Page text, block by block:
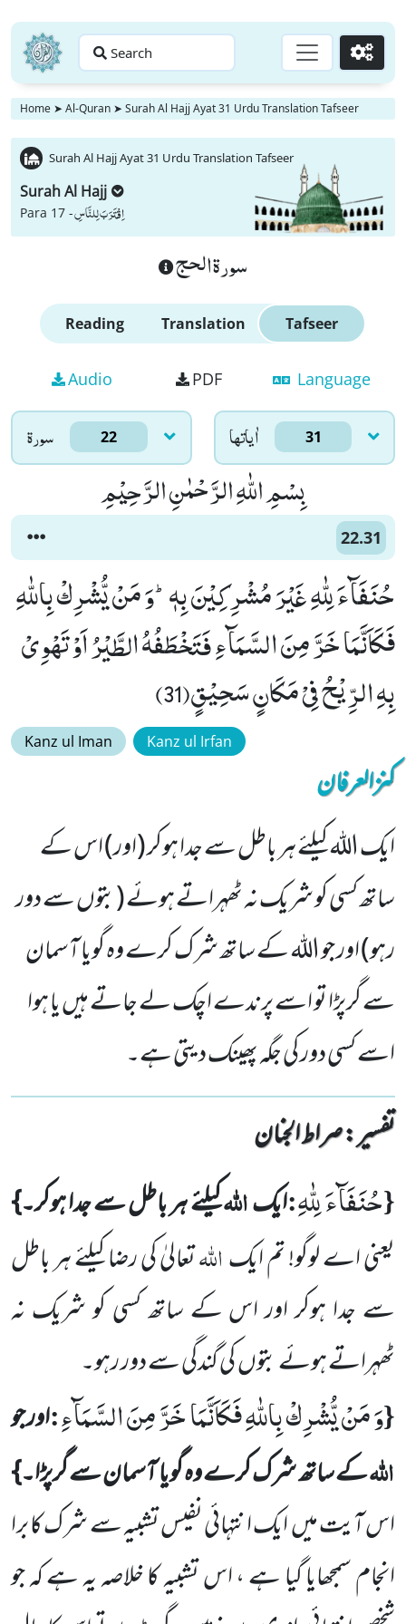
Search Go
Home ➤ Al-Quran ➤ Surah Al Hajj Ayat 31 Urdu Translation Tafseer
Surah Al Hajj Ayat 31 Urdu Translation Tafseer
Surah Al Hajj
Para 17 -اِقْتَرَبَ لِلنَّاسِ
سورة الحج
Reading Translation Tafseer
Audio PDF Language
سورۃ 22 اٰياتها 31
بِسْمِ اللّٰهِ الرَّحْمٰنِ الرَّحِیْمِ
22.31
حُنَفَآءَ لِلّٰهِ غَیْرَ مُشْرِكِیْنَ بِهٖؕ-وَ مَنْ یُّشْرِكْ بِاللّٰهِ
فَكَاَنَّمَا خَرَّ مِنَ السَّمَآءِ فَتَخْطَفُهُ الطَّیْرُ اَوْ تَهْوِیْ
بِهِ الرِّیْحُ فِیْ مَكَانٍ سَحِیْقٍ(31)
Kanz ul Iman Kanz ul Irfan
کنزالعرفان
ایک اللہ کیلئے ہر باطل سے جدا ہوکر (اور) اس کے
ساتھ کسی کو شریک نہ ٹھہراتے ہوئے (بتوں سے دور
رہو) اور جو اللہ کے ساتھ شرک کرے وہ گویا آسمان
سے گرپڑا تو اسے پرندے اچک لے جاتے ہیں یا ہوا
اسے کسی دور کی جگہ پھینک دیتی ہے۔
تفسیر : ‎صراط الجنان
{حُنَفَآءَ لِلّٰهِ:ایکاللہکیلئے ہر باطل سے جدا ہوکر۔}
یعنی اے لوگو! تم ایکاللہتعالیٰ کی رضا کیلئے ہر باطل
سے جدا ہوکر اور اس کے ساتھ کسی کو شریک نہ
ٹھہراتے ہوئے بتوںکی گندگی سے دور رہو۔
{وَ مَنْ یُّشْرِكْ بِاللّٰهِ فَكَاَنَّمَا خَرَّ مِنَ السَّمَآءِ:اور جو
اللہکے ساتھ شرک کرے وہ گویا آسمان سے گرپڑا۔}
اس آیت میںایک انتہائی نفیس تشبیہ سے شرک کا برا
انجام سمجھایا گیا ہے ، اس تشبیہ کا خلاصہ یہ ہے کہ جو